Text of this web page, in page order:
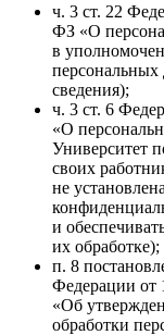
ч. 3 ст. 22
ФЗ «О
в
сведения);
ч. 3 ст. 6
«О
Университет
своих
не
и
их обработке);
п. 8
Федерации от
«Об
обработки